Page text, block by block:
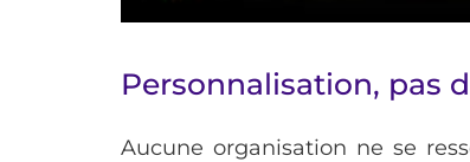
Personnalisation, pas
Aucune organisation ne se